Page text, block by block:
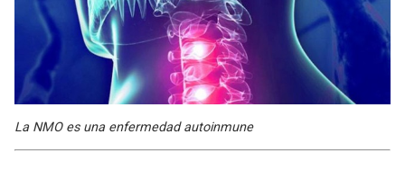
La NMO es una enfermedad autoinmune